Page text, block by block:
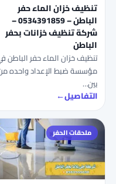
تنظيف خزان الماء حفر
الباطن – 0534391859 –
شركة تنظيف خزانات بحفر
الباطن
تنظيف خزان الماء حفر الباطن
مؤسسة ضبط الإعداد واحده
بين…
التفاصيل←
ملحقات الحفر